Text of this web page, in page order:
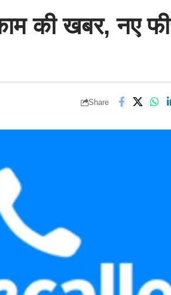
की खबर, नए
Share